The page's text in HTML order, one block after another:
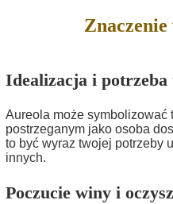
Idealizacja i potrzeba
Aureola może symbolizować
postrzeganym jako osoba
to być wyraz twojej potrzeby
innych.
Poczucie winy i